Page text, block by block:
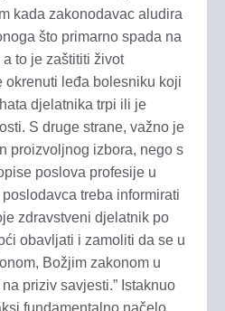
kada zakonodavac aludira
što primarno spada na
to je zaštititi život
okrenuti leđa bolesniku koji
djelatnika trpi ili je
S druge strane, važno je
proizvoljnog izbora, nego s
poslova profesije u
treba informirati
zdravstveni djelatnik po
obavljati i zamoliti da se u
Božjim zakonom u
priziv savjesti.” Istaknuo
fundamentalno načelo